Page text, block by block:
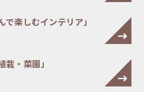
楽しむインテリア」
・菜園」